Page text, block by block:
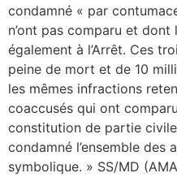
condamné « par
n’ont pas comparu et
également à l’Arrêt. Ces
peine de mort et de 10
les mêmes infractions
coaccusés qui ont
constitution de partie
condamné l’ensemble des
symbolique. » SS/MD